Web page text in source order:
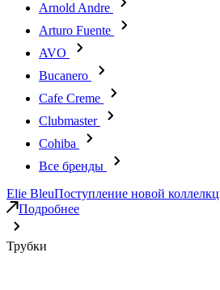
Arnold Andre
Arturo Fuente
AVO
Bucanero
Cafe Creme
Clubmaster
Cohiba
Все бренды
Elie BleuПоступление новой
Подробнее
Трубки